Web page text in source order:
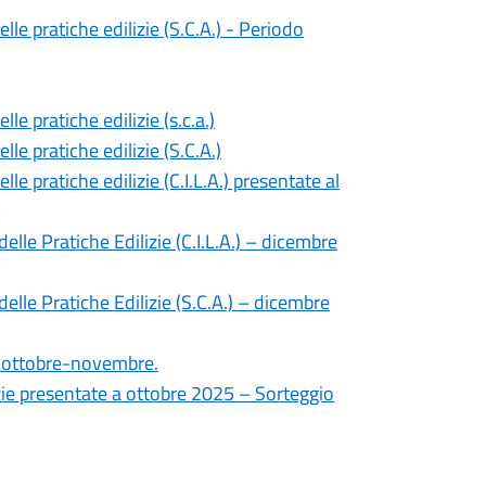
pratiche edilizie (S.C.A.) - Periodo
pratiche edilizie (s.c.a.)
pratiche edilizie (S.C.A.)
pratiche edilizie (C.I.L.A.) presentate al
Pratiche Edilizie (C.I.L.A.) – dicembre
Pratiche Edilizie (S.C.A.) – dicembre
novembre.
presentate a ottobre 2025 – Sorteggio